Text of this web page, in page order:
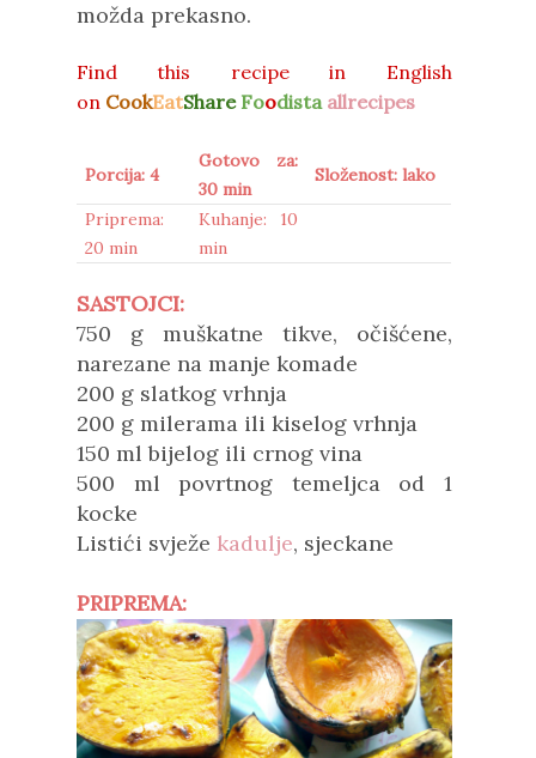
možda prekasno.
Find this recipe in English
on CookEatShare Foodista allrecipes
Porcija: 4
Gotovo za:
30 min
Složenost: lako
Priprema:
20 min
Kuhanje: 10
min
SASTOJCI:
750 g muškatne tikve, očišćene,
narezane na manje komade
200 g slatkog vrhnja
200 g milerama ili kiselog vrhnja
150 ml bijelog ili crnog vina
500 ml povrtnog temeljca od 1
kocke
Listići svježe kadulje, sjeckane
PRIPREMA: